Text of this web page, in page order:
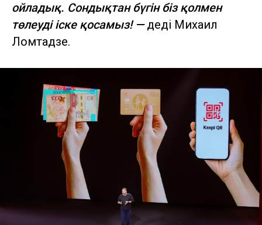
ойладық. Сондықтан бүгін біз қолмен
төлеуді іске қосамыз! —деді Михаил
Ломтадзе.